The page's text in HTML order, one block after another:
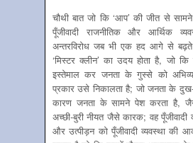
चौथी बात जो कि ‘आप’ की जीत से
पूँजीवादी राजनीतिक और आर्थिक
अन्तरविरोध जब भी एक हद आगे से
‘मिस्टर क्लीन’ का उदय होता है, जो
इस्तेमाल कर जनता के गुस्से को
प्रकार उसे निकालता है; जो जनता के
कारण जनता के सामने पेश करता है,
अच्छी-बुरी नीयत जैसे कारक; वह पूँजीवादी
और उत्पीड़न को पूँजीवादी व्यवस्था की